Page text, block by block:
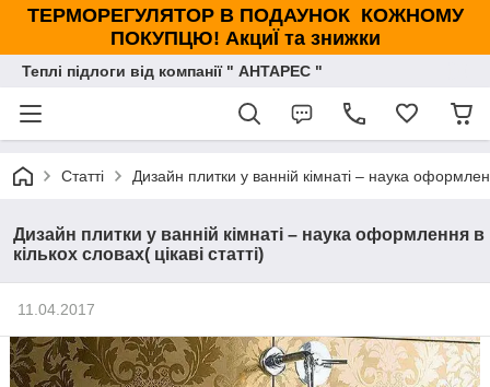
ТЕРМОРЕГУЛЯТОР В ПОДАУНОК КОЖНОМУ
ПОКУПЦЮ! АкциЇ та знижки
Теплі підлоги від компанії " АНТАРЕС "
Статті Дизайн плитки у ванній кімнаті – наука
Дизайн плитки у ванній кімнаті – наука оформлення в
кількох словах( цікаві статті)
11.04.2017